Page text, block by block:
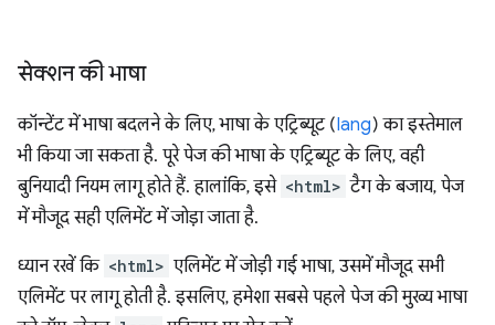
सेक्शन की भाषा
कॉन्टेंट में भाषा बदलने के लिए, भाषा के एट्रिब्यूट (lang) का इस्तेमाल
भी किया जा सकता है. पूरे पेज की भाषा के एट्रिब्यूट के लिए, वही
बुनियादी नियम लागू होते हैं. हालांकि, इसे <html> टैग के बजाय, पेज
में मौजूद सही एलिमेंट में जोड़ा जाता है.
ध्यान रखें कि <html> एलिमेंट में जोड़ी गई भाषा, उसमें मौजूद सभी
एलिमेंट पर लागू होती है. इसलिए, हमेशा सबसे पहले पेज की मुख्य भाषा